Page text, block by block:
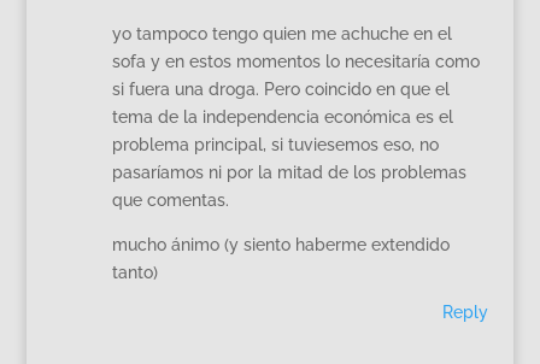
yo tampoco tengo quien me achuche en el
sofa y en estos momentos lo necesitaría como
si fuera una droga. Pero coincido en que el
tema de la independencia económica es el
problema principal, si tuviesemos eso, no
pasaríamos ni por la mitad de los problemas
que comentas.
mucho ánimo (y siento haberme extendido
tanto)
Reply